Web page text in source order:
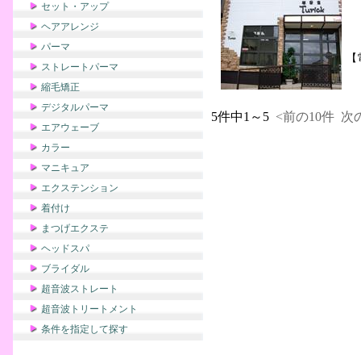
セット・アップ
ヘアアレンジ
パーマ
ストレートパーマ
縮毛矯正
デジタルパーマ
エアウェーブ
カラー
マニキュア
エクステンション
着付け
まつげエクステ
ヘッドスパ
ブライダル
超音波ストレート
超音波トリートメント
条件を指定して探す
5件中1～5 <前の10件 次